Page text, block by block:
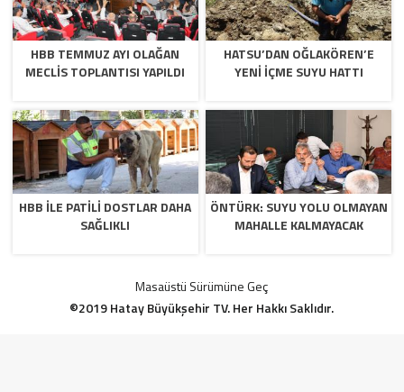
HBB TEMMUZ AYI OLAĞAN
MECLİS TOPLANTISI YAPILDI
HATSU’DAN OĞLAKÖREN’E
YENİ İÇME SUYU HATTI
HBB İLE PATİLİ DOSTLAR DAHA
SAĞLIKLI
ÖNTÜRK: SUYU YOLU OLMAYAN
MAHALLE KALMAYACAK
Masaüstü Sürümüne Geç
©2019 Hatay Büyükşehir TV. Her Hakkı Saklıdır.